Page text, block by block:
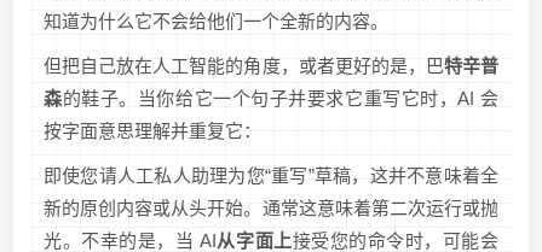
知道为什么它不会给他们一个全新的内容。
但把自己放在人工智能的角度，或者更好的是，巴特辛普
森的鞋子。当你给它一个句子并要求它重写它时，AI 会
按字面意思理解并重复它：
即使您请人工私人助理为您“重写”草稿，这并不意味着全
新的原创内容或从头开始。通常这意味着第二次运行或抛
光。不幸的是，当 AI从字面上接受您的命令时，可能会